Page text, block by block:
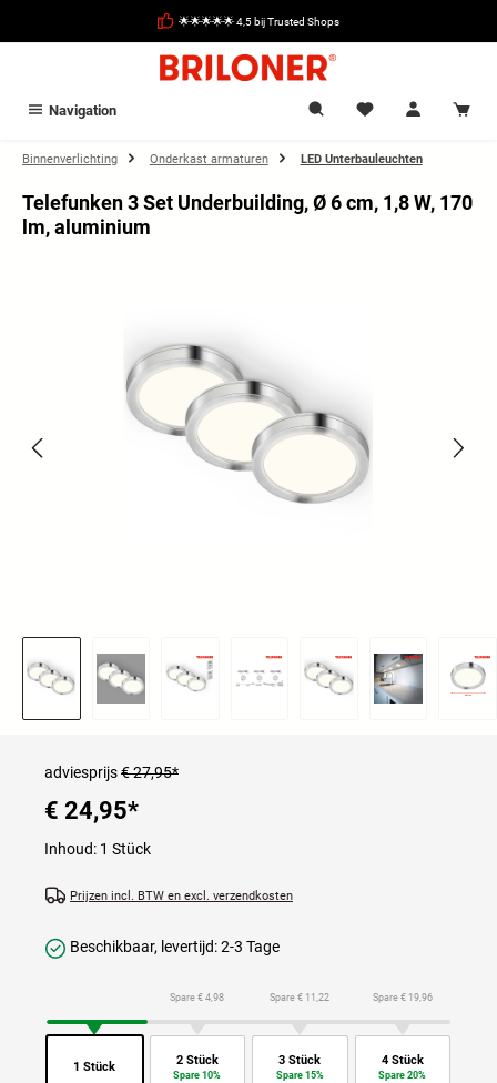
🌟🌟🌟🌟🌟 4,5 bij Trusted Shops
Navigation
Binnenverlichting Onderkast armaturen LED Unterbauleuchten
Telefunken 3 Set Underbuilding, Ø 6 cm, 1,8 W, 170
lm, aluminium
adviesprijs€ 27,95*
€ 24,95*
Inhoud: 1 Stück
Prijzen incl. BTW en excl. verzendkosten
Beschikbaar, levertijd: 2-3 Tage
1 Stück
Spare € 4,98
2 Stück
Spare 10%
Spare € 11,22
3 Stück
Spare 15%
Spare € 19,96
4 Stück
Spare 20%